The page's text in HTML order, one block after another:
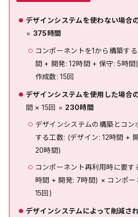
デザインシステムを使わない場合
= 375時間
コンポーネントを1から構築す
間 + 開発: 12時間 + 保守: 5時
作成数: 15回
デザインシステムを使用した場合
間 × 15回 = 230時間
デザインシステムの構築とコ
する工数: (デザイン: 12時間 +
20時間)
コンポーネント再利用時に要す
時間 + 開発: 7時間) × コンポー
15回)
デザインシステムによって削減さ